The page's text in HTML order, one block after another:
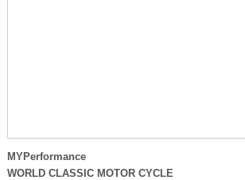
MYPerformance
WORLD CLASSIC MOTOR CYCLE